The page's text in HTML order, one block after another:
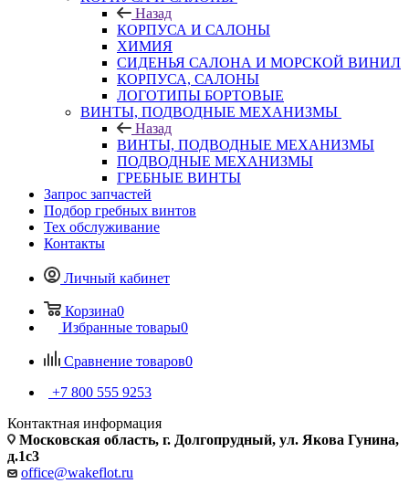
Назад
КОРПУСА И САЛОНЫ
ХИМИЯ
СИДЕНЬЯ САЛОНА И МОРСКОЙ ВИНИЛ
КОРПУСА, САЛОНЫ
ЛОГОТИПЫ БОРТОВЫЕ
ВИНТЫ, ПОДВОДНЫЕ МЕХАНИЗМЫ
Назад
ВИНТЫ, ПОДВОДНЫЕ МЕХАНИЗМЫ
ПОДВОДНЫЕ МЕХАНИЗМЫ
ГРЕБНЫЕ ВИНТЫ
Запрос запчастей
Подбор гребных винтов
Тех обслуживание
Контакты
Личный кабинет
Корзина0
Избранные товары0
Сравнение товаров0
+7 800 555 9253
Контактная информация
Московская область, г. Долгопрудный, ул. Якова Гунина,
д.1с3
office@wakeflot.ru